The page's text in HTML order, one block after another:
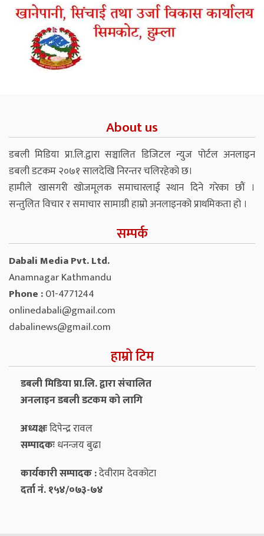
About us
डबली मिडिया प्रा.लि.द्वारा सञ्चालित डिजिटल न्युज पोर्टल अनलाइन
डबली डटकम २०७१ सालदेखि निरन्तर चलिरहेको छ।
हामीले खासगरी खोजमूलक समाचारलाई स्थान दिने गरेका छौं ।
सन्तुलित विचार र समाचार सामाग्री हाम्रो अनलाइनको प्राथमिकता हो ।
सम्पर्क
Dabali Media Pvt. Ltd.
Anamnagar Kathmandu
Phone :01-4771244
onlinedabali@gmail.com
dabalinews@gmail.com
हाम्रो टिम
डबली मिडिया प्रा.लि. द्वारा संचालित
अनलाइन डबली डटकम को लागि
अध्यक्षःदिपेन्द्र रावल
सम्पादकःधनन्‍जय बुढा
कार्यकारी सम्पादक :देवीराम देवकोटा
दर्ता नं. १५४/०७३-७४